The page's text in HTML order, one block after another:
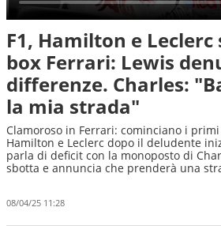
F1, Hamilton e Leclerc
box Ferrari: Lewis
differenze. Charles:
la mia strada"
Clamoroso in Ferrari: cominciano i
Hamilton e Leclerc dopo il deludente
parla di deficit con la monoposto di
sbotta e annuncia che prenderà una
08/04/25 11:28